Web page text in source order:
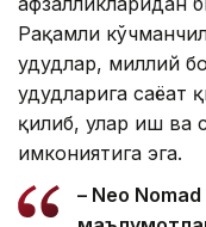
Рақамли
ҳудудлар, миллий
ҳудудларига
қилиб, улар иш ва
имкониятига эга.
– Neo